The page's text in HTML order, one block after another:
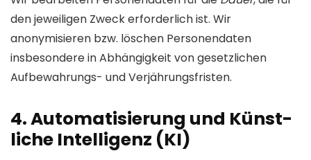
den jeweiligen Zweck erforderlich ist. Wir
anonymisieren bzw. löschen Personen­daten
insbesondere in Abhängigkeit von gesetzlichen
Aufbewahrungs- und Verjährungs­fristen.
4. Auto­matisierung und Künst­
liche Intelli­genz (KI)
Anmelden
Nein, danke